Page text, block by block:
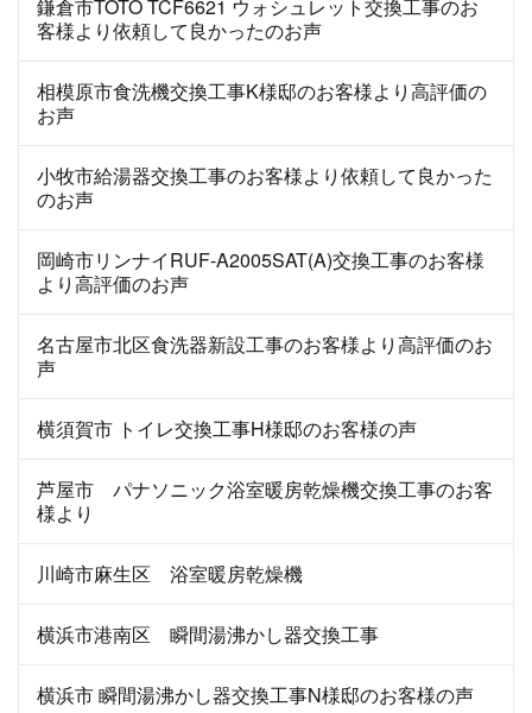
鎌倉市TOTO TCF6621 ウォシュレット交換工事のお
客様より依頼して良かったのお声
相模原市食洗機交換工事K様邸のお客様より高評価の
お声
小牧市給湯器交換工事のお客様より依頼して良かった
のお声
岡崎市リンナイRUF-A2005SAT(A)交換工事のお客様
より高評価のお声
名古屋市北区食洗器新設工事のお客様より高評価のお
声
横須賀市 トイレ交換工事H様邸のお客様の声
芦屋市 パナソニック浴室暖房乾燥機交換工事のお客
様より
川崎市麻生区 浴室暖房乾燥機
横浜市港南区 瞬間湯沸かし器交換工事
横浜市 瞬間湯沸かし器交換工事N様邸のお客様の声